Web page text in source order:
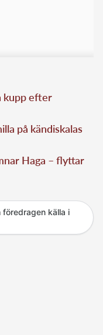
kupp efter
på kändiskalas
Haga – flyttar
källa i